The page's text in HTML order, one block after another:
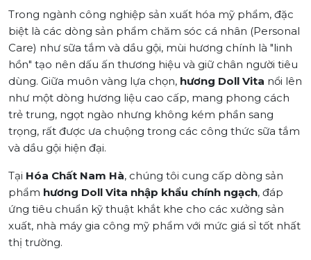
Trong ngành công nghiệp sản xuất hóa mỹ phẩm, đặc
biệt là các dòng sản phẩm chăm sóc cá nhân (Personal
Care) như sữa tắm và dầu gội, mùi hương chính là "linh
hồn" tạo nên dấu ấn thương hiệu và giữ chân người tiêu
dùng. Giữa muôn vàng lựa chọn, hương Doll Vita nổi lên
như một dòng hương liệu cao cấp, mang phong cách
trẻ trung, ngọt ngào nhưng không kém phần sang
trọng, rất được ưa chuộng trong các công thức sữa tắm
và dầu gội hiện đại.
Tại Hóa Chất Nam Hà, chúng tôi cung cấp dòng sản
phẩm hương Doll Vita nhập khẩu chính ngạch, đáp
ứng tiêu chuẩn kỹ thuật khắt khe cho các xưởng sản
xuất, nhà máy gia công mỹ phẩm với mức giá sỉ tốt nhất
thị trường.